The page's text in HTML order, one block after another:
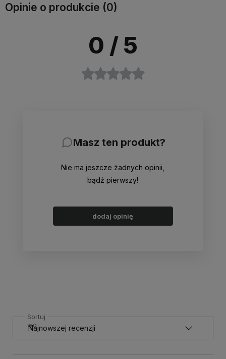
Opinie o produkcie (0)
0 / 5
Masz ten produkt?
Nie ma jeszcze żadnych opinii,
bądź pierwszy!
dodaj opinię
Sortuj
wg